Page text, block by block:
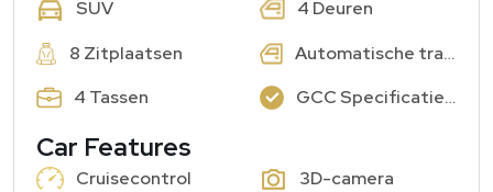
SUV
4 Deuren
8 Zitplaatsen
Automatische transmissie
4 Tassen
GCC Specificaties: Ja
Car Features
Cruisecontrol
3D-camera